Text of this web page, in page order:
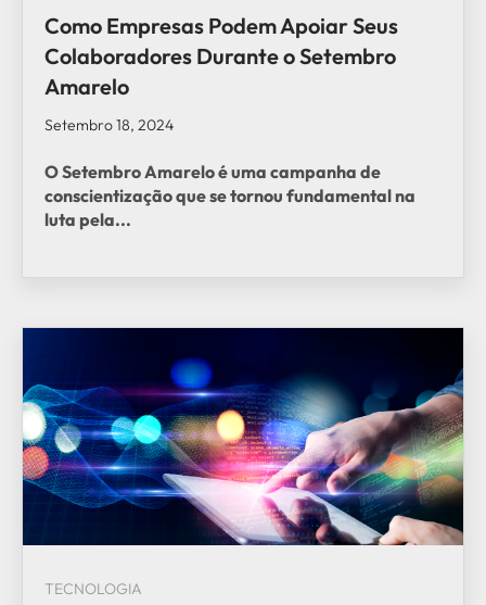
Como Empresas Podem Apoiar Seus
Colaboradores Durante o Setembro
Amarelo
Setembro 18, 2024
OSetembro Amareloé uma campanha de
conscientização que se tornou fundamental na
luta pela...
TECNOLOGIA